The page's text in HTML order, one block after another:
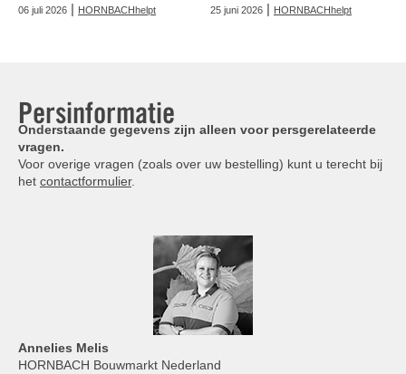
06 juli 2026 | HORNBACHhelpt 25 juni 2026 | HORNBACHhelpt
Persinformatie
Onderstaande gegevens zijn alleen voor persgerelateerde
vragen.
Voor overige vragen (zoals over uw bestelling) kunt u terecht bij
het contactformulier.
Annelies Melis
HORNBACH Bouwmarkt Nederland